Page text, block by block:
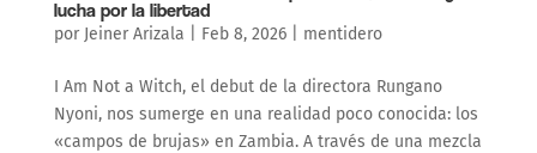
lucha por la libertad
por Jeiner Arizala Feb 8, 2026| mentidero
I Am Not a Witch, el debut de la directora Rungano
Nyoni, nos sumerge en una realidad poco conocida: los
«campos de brujas» en Zambia. A través de una mezcla